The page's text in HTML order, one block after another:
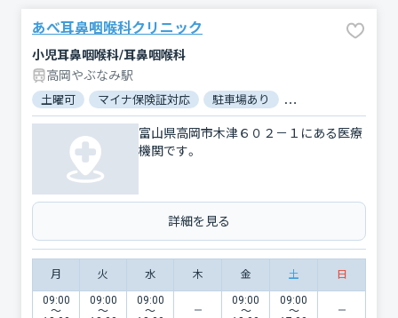
あべ耳鼻咽喉科クリニック
小児耳鼻咽喉科/耳鼻咽喉科
高岡やぶなみ駅
土曜可 マイナ保険証対応 駐車場あり バリアフリー
富山県高岡市木津６０２－１にある医療
機関です。
詳細を見る
月 火 水 木 金 土 日
09:00
〜
09:00
〜
09:00
〜
09:00
〜
09:00
〜